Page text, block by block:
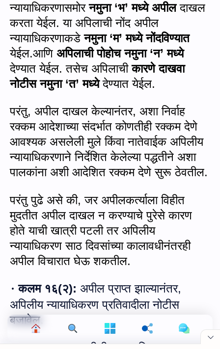
न्यायाधिकरणासमोरनमुना‘भ’ मध्ये अपीलदाखल
करता येईल.या अपिलाची नोंद अपील
न्यायाधिकरणाकडेनमुना‘म’ मध्ये नोंदविण्यात
येईल.आणि अपिलाची पोहोच नमुना‘न’ मध्ये
देण्यात येईल.तसेच अपिलाचीकारणे दाखवा
नोटीस नमुना‘त’ मध्येदेण्यात येईल.
परंतु, अपील दाखल केल्यानंतर, अशा निर्वाह
रक्‍कम आदेशाच्या संदर्भात कोणतीही रक्कम देणे
आवश्यक असलेली मुले किंवा नातेवाईक अपिलीय
न्यायाधिकरणाने निर्देशित केलेल्या पद्धतीने अशा
पालकांना अशी आदेशित रक्कम देणे सुरू ठेवतील.
परंतु पुढे असे की,जर अपीलकर्त्याला विहीत
मुदतीत अपील दाखल न करण्याचे पुरेसे कारण
होते याची खात्री पटली तर अपिलीय
न्यायाधिकरण साठ दिवसांच्या कालावधीनंतरही
अपील विचारात घेऊ शकतील.
· कलम १६(२): अपील प्राप्त झाल्यानंतर,
अपिलीय न्यायाधिकरण प्रतिवादीला नोटीस
बजावेल.
Cookie Consent
We serve cookies on this site to analyze traffic,
remember your preferences, and optimize your
experience.